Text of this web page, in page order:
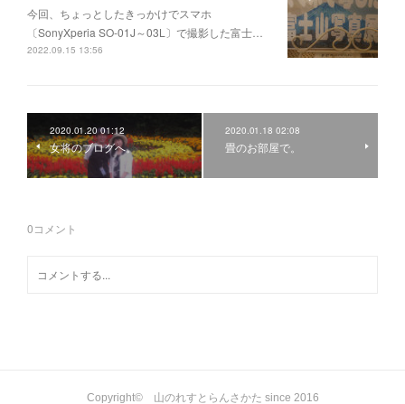
今回、ちょっとしたきっかけでスマホ
〔SonyXperia SO-01J～03L〕で撮影した富士…
2022.09.15 13:56
2020.01.20 01:12
女将のブログへ。
2020.01.18 02:08
畳のお部屋で。
0コメント
Copyright© 山のれすとらんさかた since 2016